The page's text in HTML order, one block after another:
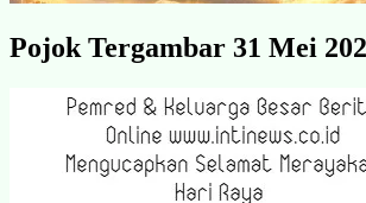
Pojok Tergambar 31 Mei